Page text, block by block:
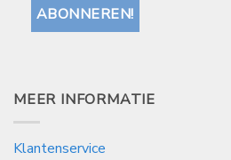
MEER INFORMATIE
Klantenservice